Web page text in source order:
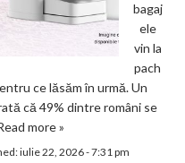
bagaj
ele
vin la
pach
ce lăsăm în urmă. Un
că 49% dintre români se
more »
iulie 22, 2026 - 7:31 pm